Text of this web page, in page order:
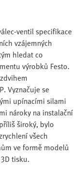
ventil specifikace
vzájemných
hledat co
výrobků Festo.
Vyznačuje se
upínacími silami
nároky na instalační
široký, bylo
všech
ve formě modelů
tisku.